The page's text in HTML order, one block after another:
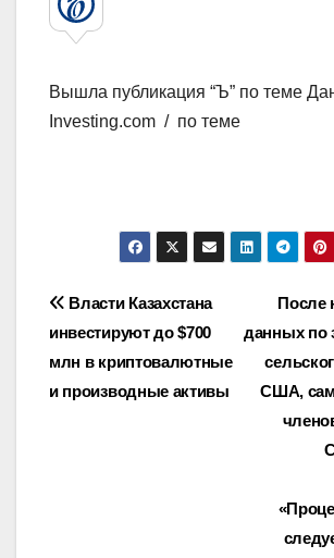
Вышла публикация “Ъ” по теме
Investing.com / по теме
Навигация
по
записям
После
данных по
США,
Власти Казахстана
инвестируют до $700
млн в криптовалютные
и производные активы